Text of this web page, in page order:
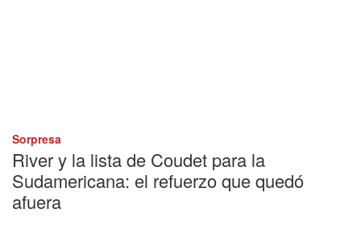
Sorpresa
River y la lista de Coudet para la
Sudamericana: el refuerzo que quedó
afuera